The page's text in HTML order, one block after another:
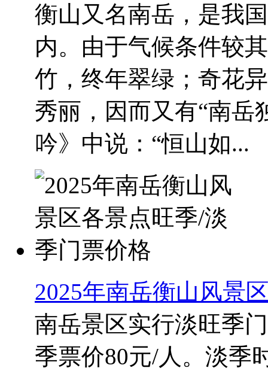
衡山又名南岳，是我
内。由于气候条件较
竹，终年翠绿；奇花
秀丽，因而又有“南岳
吟》中说：“恒山如...
2025年南岳衡山风景
南岳景区实行淡旺季
季票价80元/人。淡季